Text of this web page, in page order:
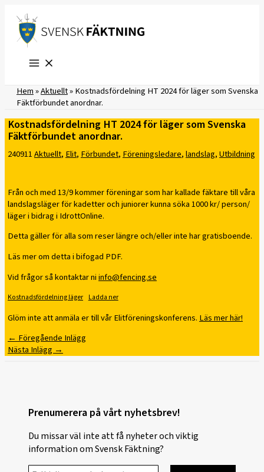
innehåll
Hem»Aktuellt»Kostnadsfördelning HT 2024 för läger som Svenska
Fäktförbundet anordnar.
Kostnadsfördelning HT 2024 för läger som Svenska
Fäktförbundet anordnar.
240911Aktuellt,Elit,Förbundet,Föreningsledare,landslag,Utbildning
Från och med 13/9 kommer föreningar som har kallade fäktare till våra
landslagsläger för kadetter och juniorer kunna söka 1000 kr/ person/
läger i bidrag i IdrottOnline.
Detta gäller för alla som reser längre och/eller inte har gratisboende.
Läs mer om detta i bifogad PDF.
Vid frågor så kontaktar niinfo@fencing.se
Kostnadsfördelning läger Ladda ner
Glöm inte att anmäla er till vår Elitföreningskonferens. Läs mer här!
←Föregående Inlägg
Nästa Inlägg→
Prenumerera på vårt nyhetsbrev!
Du missar väl inte att få nyheter och viktig
information om Svensk Fäktning?